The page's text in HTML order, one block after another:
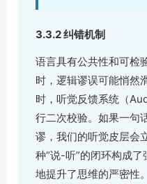
3.3.2 纠错机制
语言具有公共性和可检
时，逻辑谬误可能悄然
时，听觉反馈系统（
行二次校验。如果一句
谬，我们的听觉皮层会
种“说-听”的闭环构成
地提升了思维的严密性。